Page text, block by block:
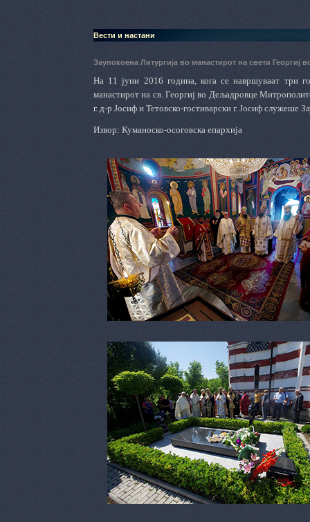
Вести и настани
Заупокоена Литургија во манастирот на свети
На 11 јуни 2016 година, кога се навршуваат три
манастирот на св. Георгиј во Дељадровце
г. д-р Јосиф и Тетовско-гостиварски г. Јосиф служеше
Извор: Куманоско-осоговска епархија